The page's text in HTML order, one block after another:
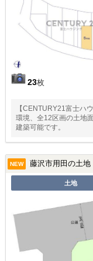
23枚
【CENTURY21富士ハ
環境、全12区画の土地
建築可能です。
NEW 藤沢市用田の土地
土地